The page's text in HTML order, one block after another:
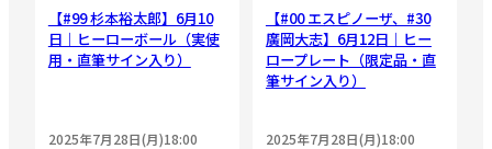
【#99 杉本裕太郎】6月10
日｜ヒーローボール（実使
用・直筆サイン入り）
2025年7月28日(月)18:00
【#00 エスピノーザ、#30
廣岡大志】6月12日｜ヒー
ロープレート（限定品・直
筆サイン入り）
2025年7月28日(月)18:00